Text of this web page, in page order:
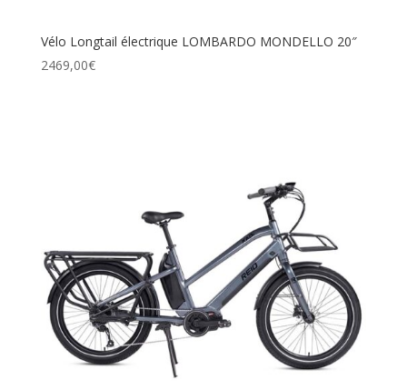
Vélo Longtail électrique LOMBARDO MONDELLO 20″
2469,00€